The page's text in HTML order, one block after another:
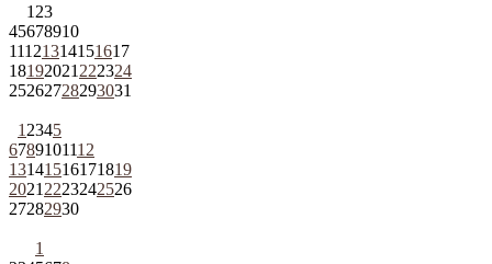
1 23
45678910
11121314151617
18192021 222324
25262728293031
1 2345
6789101112
13141516171819
2021 2223242526
27282930
1